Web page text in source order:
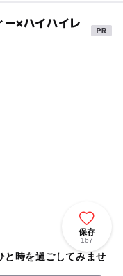
×ハイハイレ
保存
167
と時を過ごしてみませ